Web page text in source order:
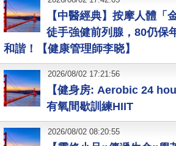
【中醫經典】按摩人體「
徒手強健前列腺，80仍保
和諧！【健康管理師李晓】
【健身房: Aerobic 24
有氧間歇訓練HIIT
2026/08/02 17:21:56
2026/08/02 08:20:55